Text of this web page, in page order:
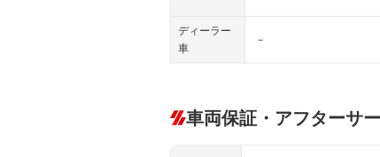
ディーラー
車
－
車両保証・アフターサ